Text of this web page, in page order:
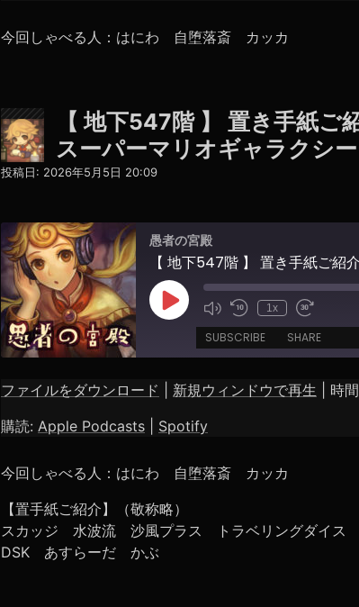
今回しゃべる人：はにわ 自堕落斎 カッカ
【 地下547階 】 置き手紙ご
スーパーマリオギャラクシ
投稿日: 2026年5月5日 20:09
愚者の宮殿
Play
Episode
1x
SUBSCRIBE SHARE
Apple Podcasts Spotify
SHARE
ファイルをダウンロード 新規ウィンドウで再生 時
購読: Apple Podcasts Spotify
今回しゃべる人：はにわ 自堕落斎 カッカ
【置手紙ご紹介】（敬称略）
スカッジ 水波流 沙風プラス トラベリングダイ
DSK あすらーだ かぶ